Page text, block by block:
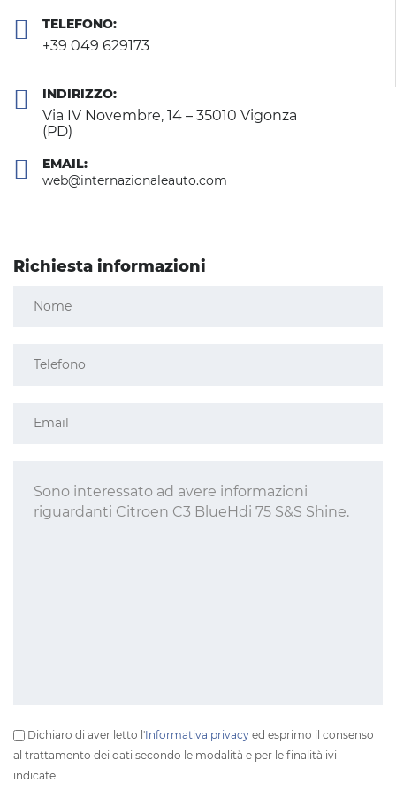
TELEFONO:
+39 049 629173
INDIRIZZO:
Via IV Novembre, 14 – 35010 Vigonza
(PD)
EMAIL:
web@internazionaleauto.com
Richiesta informazioni
Dichiaro di aver letto l'Informativa privacy ed esprimo il consenso
al trattamento dei dati secondo le modalità e per le finalità ivi
indicate.